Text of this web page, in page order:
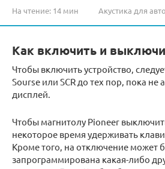
На чтение: 14 мин Акустика для авто
Как включить и
Чтобы включить устройство,
Sourse или SCR до тех пор, пока не
дисплей.
Чтобы магнитолу Pioneer
некоторое время удерживать
Кроме того, на отключение может
запрограммирована какая-либо